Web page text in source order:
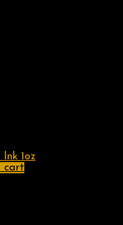
1oz
cart